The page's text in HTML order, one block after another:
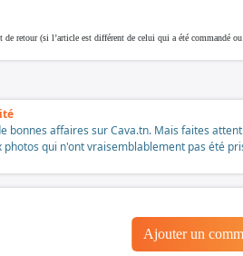
retour (si l’article est différent de celui qui a été commandé
bonnes affaires sur Cava.tn. Mais faites
photos qui n'ont vraisemblablement pas été
Ajouter un